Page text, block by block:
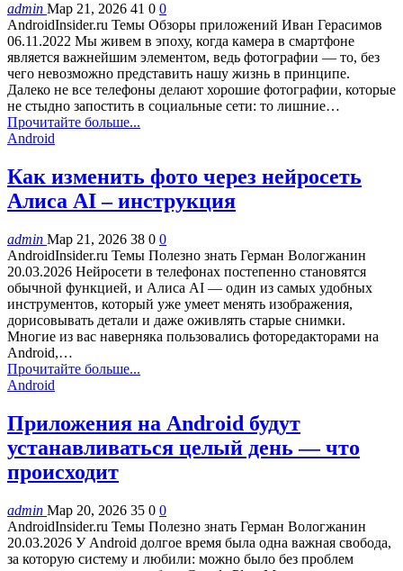
admin Мар 21, 2026 41 0 0
AndroidInsider.ru Темы Обзоры приложений Иван Герасимов
06.11.2022 Мы живем в эпоху, когда камера в смартфоне
является важнейшим элементом, ведь фотографии — то, без
чего невозможно представить нашу жизнь в принципе.
Далеко не все телефоны делают хорошие фотографии, которые
не стыдно запостить в социальные сети: то лишние…
Прочитайте больше...
Android
Как изменить фото через нейросеть
Алиса AI – инструкция
admin Мар 21, 2026 38 0 0
AndroidInsider.ru Темы Полезно знать Герман Вологжанин
20.03.2026 Нейросети в телефонах постепенно становятся
обычной функцией, и Алиса AI — один из самых удобных
инструментов, который уже умеет менять изображения,
дорисовывать детали и даже оживлять старые снимки.
Многие из вас наверняка пользовались фоторедакторами на
Android,…
Прочитайте больше...
Android
Приложения на Android будут
устанавливаться целый день — что
происходит
admin Мар 20, 2026 35 0 0
AndroidInsider.ru Темы Полезно знать Герман Вологжанин
20.03.2026 У Android долгое время была одна важная свобода,
за которую систему и любили: можно было без проблем